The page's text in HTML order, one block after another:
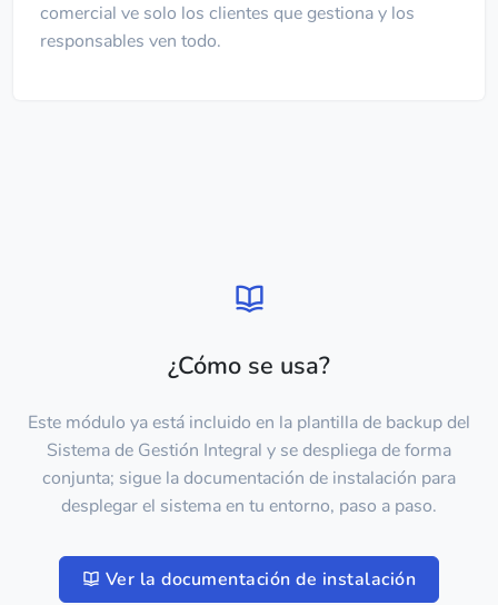
comercial ve solo los clientes que gestiona y los
responsables ven todo.
¿Cómo se usa?
Este módulo ya está incluido en la plantilla de backup del
Sistema de Gestión Integral y se despliega de forma
conjunta; sigue la documentación de instalación para
desplegar el sistema en tu entorno, paso a paso.
Ver la documentación de instalación